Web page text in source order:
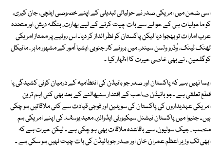
اسی ضمن میں امریکی صدر نے حولیاتی تبدیلی کے اپنے خصوصی ایلچی، جان کیری،
کو ماحولیات ہی کے حوالے سے بات چیت کرنے کے لیے بھارت، بنگلہ دیش اور متحدہ
عرب امارات تو بھجوا دیا لیکن پاکستان کو نظر انداز کر دیا۔ اس روئیے پر ممتاز امریکی
تھنک ٹینک، وُڈرو ولسن سینٹر، میں بروئے کار جنوبی ایشیا اُمور کے مشہور ماہر ، مائیکل
کوگلمین ، نے بھی خاصی حیرت کا اظہار کیا ۔
ایسا نہیں ہے کہ پاکستان اور صدر جو بائیڈن کی انتظامیہ کے درمیان کوئی کشیدگی یا
قطع تعلقی ہے ۔جو بائیڈن صاحب کے اقتدار سنبھالنے کے بعد بھی کئی اہم ترین
امریکی عہدیداروں کی پاکستان کی سویلین اور فوجی قیادت سے کئی ملاقاتیں ہو چکی
ہیں۔ جنیوا میں پاکستان نیشنل سیکیورٹی ایڈوائزر، معید یوسف، کی اپنے امریکی ہم
منصب ، جیک سولیون، سے باقاعدہ ملاقات بھی ہو چکی ہے ۔ لیکن حیرت ہے کہ
ابھی تک وزیر اعظم عمران خان اور صدر جو بائیڈن کی بات چیت نہیں ہو سکی ہے ۔